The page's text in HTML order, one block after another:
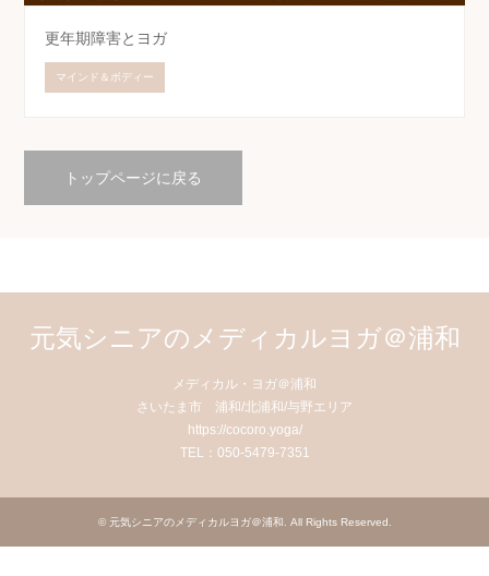
更年期障害とヨガ
マインド＆ボディー
トップページに戻る
元気シニアのメディカルヨガ＠浦和
メディカル・ヨガ＠浦和
さいたま市 浦和/北浦和/与野エリア
https://cocoro.yoga/
TEL：050-5479-7351
© 元気シニアのメディカルヨガ＠浦和. All Rights Reserved.